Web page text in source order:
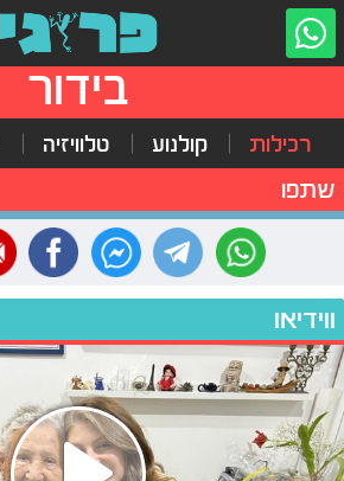
בידור
רכילות קולנוע טלוויזיה
שתפו
ווידיאו